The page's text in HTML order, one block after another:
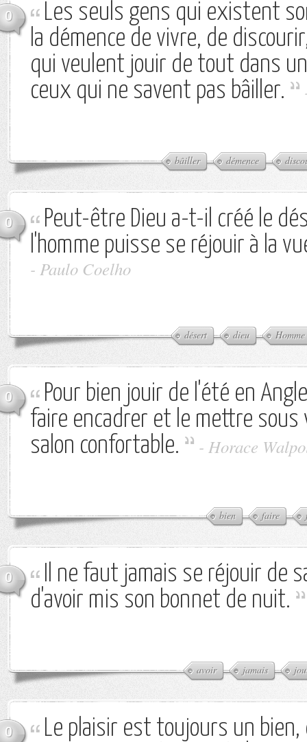
0
Les seuls gens qui existent
la démence de vivre, de
qui veulent jouir de tout dans
ceux qui ne savent pas bâiller.
bâiller démence
0
Peut-être Dieu a-t-il créé le
l'homme puisse se réjouir à la
- Paulo Coelho
désert dieu Homme
0
Pour bien jouir de l'été en
faire encadrer et le mettre sous
salon confortable.
- Horace
bien faire
0
Il ne faut jamais se réjouir de
d'avoir mis son bonnet de nuit.
avoir jamais
0
Le plaisir est toujours un